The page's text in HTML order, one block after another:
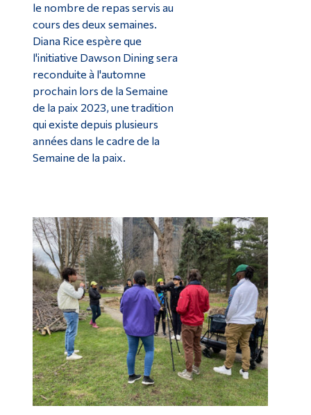
le nombre de repas servis au
cours des deux semaines.
Diana Rice espère que
l'initiative Dawson Dining sera
reconduite à l'automne
prochain lors de la Semaine
de la paix 2023, une tradition
qui existe depuis plusieurs
années dans le cadre de la
Semaine de la paix.